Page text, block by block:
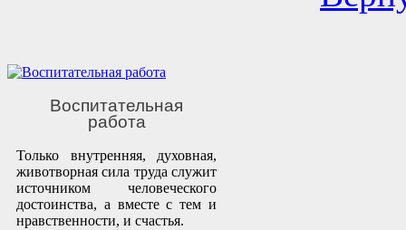
Воспитательная
работа
Только внутренняя, духовная,
животворная сила труда служит
источником человеческого
достоинства, а вместе с тем и
нравственности, и счастья.